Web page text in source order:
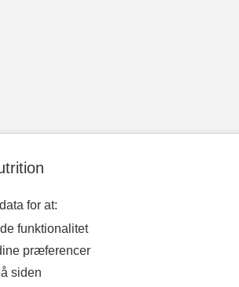
for at:
funktionalitet
præferencer
siden